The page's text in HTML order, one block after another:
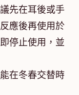
先在耳後或手
應後再使用於
停止使用，並
在冬春交替時